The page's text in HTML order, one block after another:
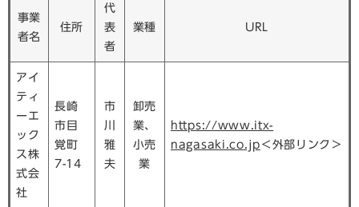
事業
者名
住所
代
表
者
業種 URL
アイ
ティ
ーエ
ック
ス株
式会
社
長崎
市目
覚町
7-14
市
川
雅
夫
卸売
業、
小売
業
https://www.itx-
nagasaki.co.jp ＜外部リンク＞